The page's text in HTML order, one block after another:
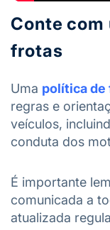
Conte com
frotas
Uma política de
regras e
veículos,
conduta dos
É importante
comunicada a
atualizada